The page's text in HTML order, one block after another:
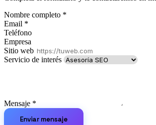
Nombre completo *
Email *
Teléfono
Empresa
Sitio web
Servicio de interés
Mensaje *
Enviar mensaje